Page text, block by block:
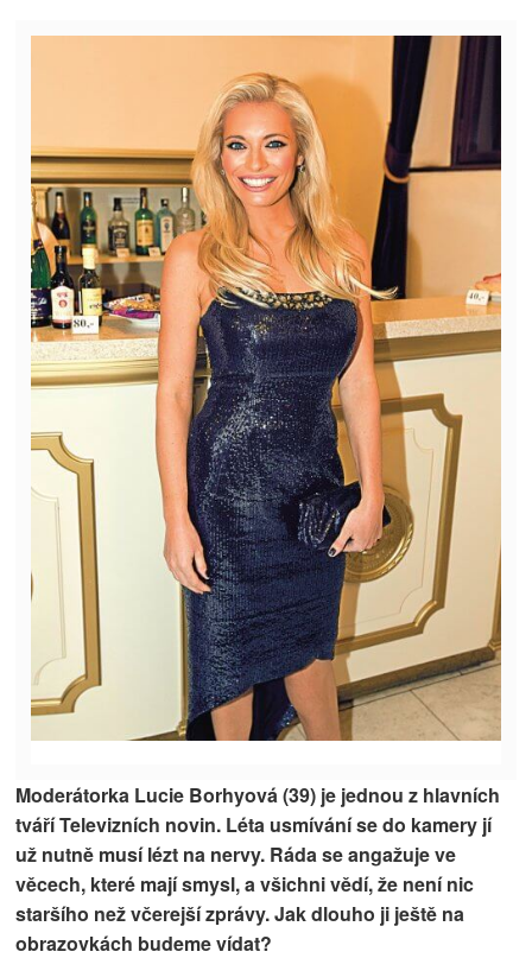
Moderátorka Lucie Borhyová (39) je jednou z hlavních
tváří Televizních novin. Léta usmívání se do kamery jí
už nutně musí lézt na nervy. Ráda se angažuje ve
věcech, které mají smysl, a všichni vědí, že není nic
staršího než včerejší zprávy. Jak dlouho ji ještě na
obrazovkách budeme vídat?